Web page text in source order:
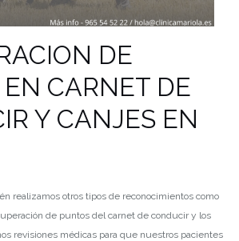
DE
CARNET DE
Y CANJES EN
realizamos otros tipos de reconocimientos como
de puntos del carnet de conducir y los
revisiones médicas para que nuestros pacientes